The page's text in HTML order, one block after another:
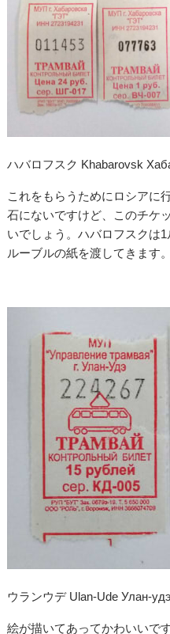
ハバロフスク Khabarovsk
これをもらうためにロシアに
石にないですけど、このチケ
いでしょう。ハバロフスクは
ルーブルの紙を渡してきます
ウランウデ Ulan-Ude Улан-удэ
絵が描いてあってかわいいです